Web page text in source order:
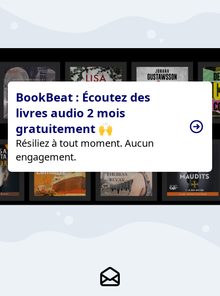
BookBeat : Écoutez des
livres audio 2 mois
gratuitement 🙌
Résiliez à tout moment. Aucun
engagement.